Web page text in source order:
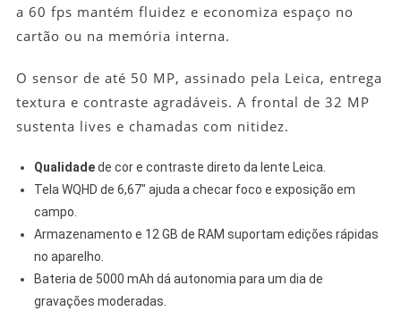
a 60 fps mantém fluidez e economiza espaço no
cartão ou na memória interna.
O sensor de até 50 MP, assinado pela Leica, entrega
textura e contraste agradáveis. A frontal de 32 MP
sustenta lives e chamadas com nitidez.
Qualidadede cor e contraste direto da lente Leica.
Tela WQHD de 6,67″ ajuda a checar foco e exposição em
campo.
Armazenamento e 12 GB de RAM suportam edições rápidas
no aparelho.
Bateria de 5000 mAh dá autonomia para um dia de
gravações moderadas.